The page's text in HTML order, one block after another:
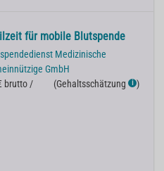
für mobile Blutspende
Medizinische
GmbH
brutto /
(Gehaltsschätzung ℹ )